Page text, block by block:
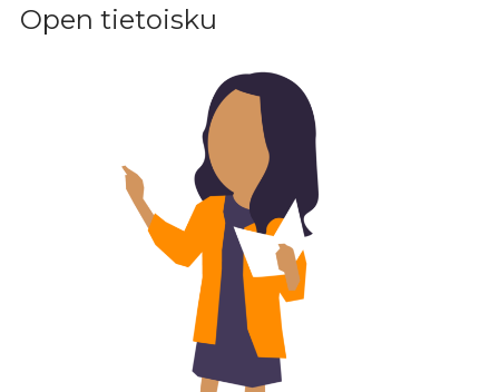
Open tietoisku